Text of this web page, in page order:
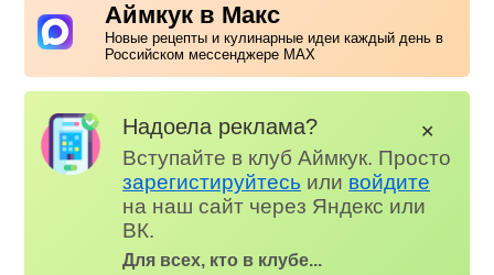
Аймкук в Макс
Новые рецепты и кулинарные идеи каждый день в
Российском мессенджере MAX
Надоела реклама?
Вступайте в клуб Аймкук. Просто
зарегистируйтесь или войдите
на наш сайт через Яндекс или
ВК.
Для всех, кто в клубе...
✕